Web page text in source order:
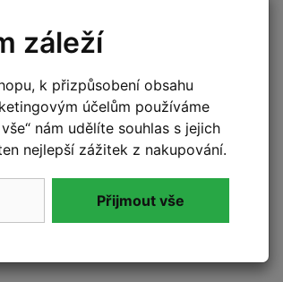
BIKEWORKX Silicone
100 g
Kč Do košíku
záleží
k přizpůsobení obsahu
účelům používáme
nám udělíte souhlas s jejich
nejlepší zážitek z nakupování.
Přijmout vše